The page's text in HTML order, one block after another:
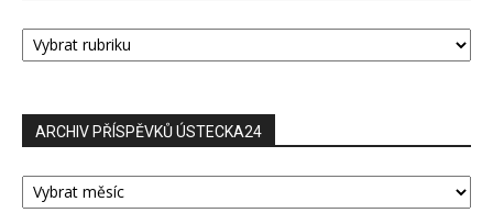
RUBRIKY
PŘÍSPĚVKŮ
ARCHIV PŘÍSPĚVKŮ ÚSTECKA24
ARCHIV
PŘÍSPĚVKŮ